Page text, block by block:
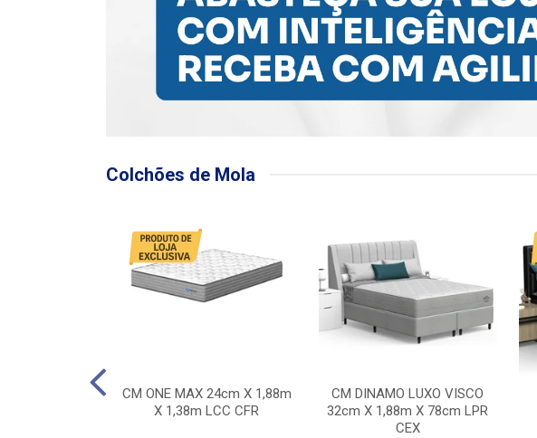
Colchões de Mola
CM ONE MAX 24cm X 1,88m
X 1,38m LCC CFR
CM DINAMO LUXO VISCO
32cm X 1,88m X 78cm LPR
CEX